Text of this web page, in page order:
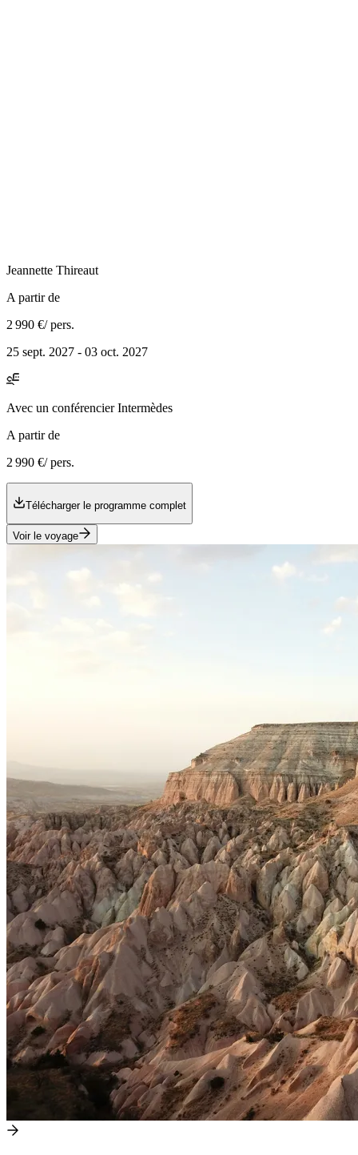
Jeannette Thireaut
A partir de
2 990 €/ pers.
25 sept. 2027 - 03 oct. 2027
Avec un conférencier Intermèdes
A partir de
2 990 €/ pers.
Télécharger le programme complet
Voir le voyage